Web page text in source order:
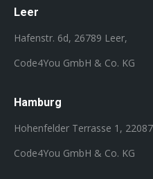
Leer
Hafenstr. 6d, 26789 Leer,
Code4You GmbH & Co. KG
Hamburg
Hohenfelder Terrasse 1,
Code4You GmbH & Co. KG